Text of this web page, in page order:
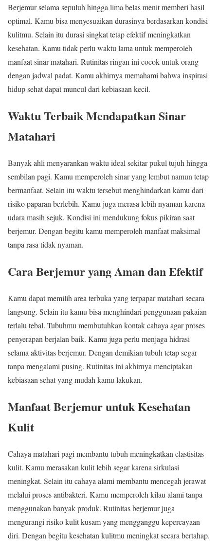
Berjemur selama sepuluh hingga lima belas menit memberi hasil
optimal. Kamu bisa menyesuaikan durasinya berdasarkan kondisi
kulitmu. Selain itu durasi singkat tetap efektif meningkatkan
kesehatan. Kamu tidak perlu waktu lama untuk memperoleh
manfaat sinar matahari. Rutinitas ringan ini cocok untuk orang
dengan jadwal padat. Kamu akhirnya memahami bahwa inspirasi
hidup sehat dapat muncul dari kebiasaan kecil.
Waktu Terbaik Mendapatkan Sinar
Matahari
Banyak ahli menyarankan waktu ideal sekitar pukul tujuh hingga
sembilan pagi. Kamu memperoleh sinar yang lembut namun tetap
bermanfaat. Selain itu waktu tersebut menghindarkan kamu dari
risiko paparan berlebih. Kamu juga merasa lebih nyaman karena
udara masih sejuk. Kondisi ini mendukung fokus pikiran saat
berjemur. Dengan begitu kamu memperoleh manfaat maksimal
tanpa rasa tidak nyaman.
Cara Berjemur yang Aman dan Efektif
Kamu dapat memilih area terbuka yang terpapar matahari secara
langsung. Selain itu kamu bisa menghindari penggunaan pakaian
terlalu tebal. Tubuhmu membutuhkan kontak cahaya agar proses
penyerapan berjalan baik. Kamu juga perlu menjaga hidrasi
selama aktivitas berjemur. Dengan demikian tubuh tetap segar
tanpa mengalami pusing. Rutinitas ini akhirnya menciptakan
kebiasaan sehat yang mudah kamu lakukan.
Manfaat Berjemur untuk Kesehatan
Kulit
Cahaya matahari pagi membantu tubuh meningkatkan elastisitas
kulit. Kamu merasakan kulit lebih segar karena sirkulasi
meningkat. Selain itu cahaya alami membantu mencegah jerawat
melalui proses antibakteri. Kamu memperoleh kilau alami tanpa
menggunakan banyak produk. Rutinitas berjemur juga
mengurangi risiko kulit kusam yang mengganggu kepercayaan
diri. Dengan begitu kesehatan kulitmu meningkat secara bertahap.